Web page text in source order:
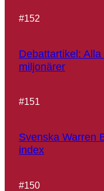
#152
Debattartikel:
miljonärer
#151
Svenska Warren
index
#150